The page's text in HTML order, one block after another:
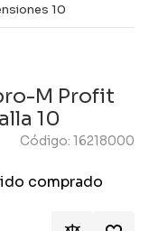
10
M Profit
10
Código: 16218000
comprado